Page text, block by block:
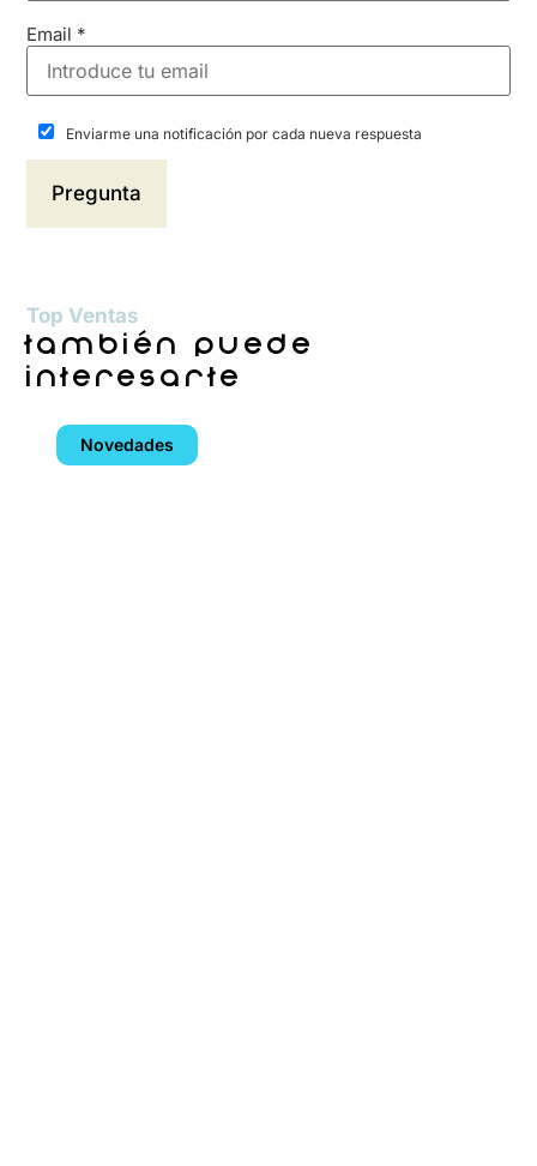
Email *
Enviarme una notificación por cada nueva respuesta
Top Ventas
también puede
interesarte
Novedades